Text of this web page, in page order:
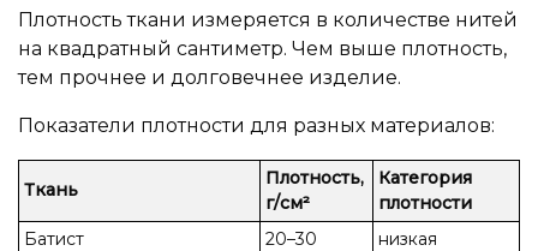
Плотность ткани измеряется в количестве нитей
на квадратный сантиметр. Чем выше плотность,
тем прочнее и долговечнее изделие.
Показатели плотности для разных материалов:
Ткань
Плотность,
г/см²
Категория
плотности
Батист
20–30
низкая